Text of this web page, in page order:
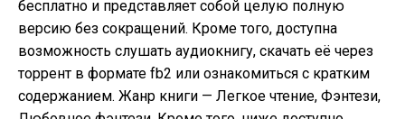
бесплатно и представляет собой целую полную
версию без сокращений. Кроме того, доступна
возможность слушать аудиокнигу, скачать её через
торрент в формате fb2 или ознакомиться с кратким
содержанием. Жанр книги — Легкое чтение, Фэнтези,